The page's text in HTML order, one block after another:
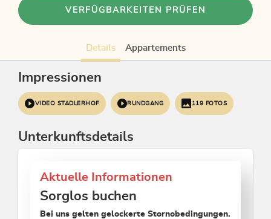
VERFÜGBARKEITEN PRÜFEN
Details Appartements
Impressionen
VIDEO STADLERHOF RUNDGANG 119 FOTOS
Unterkunftsdetails
Aktuelle Informationen
Sorglos buchen
Bei uns gelten gelockerte Stornobedingungen.